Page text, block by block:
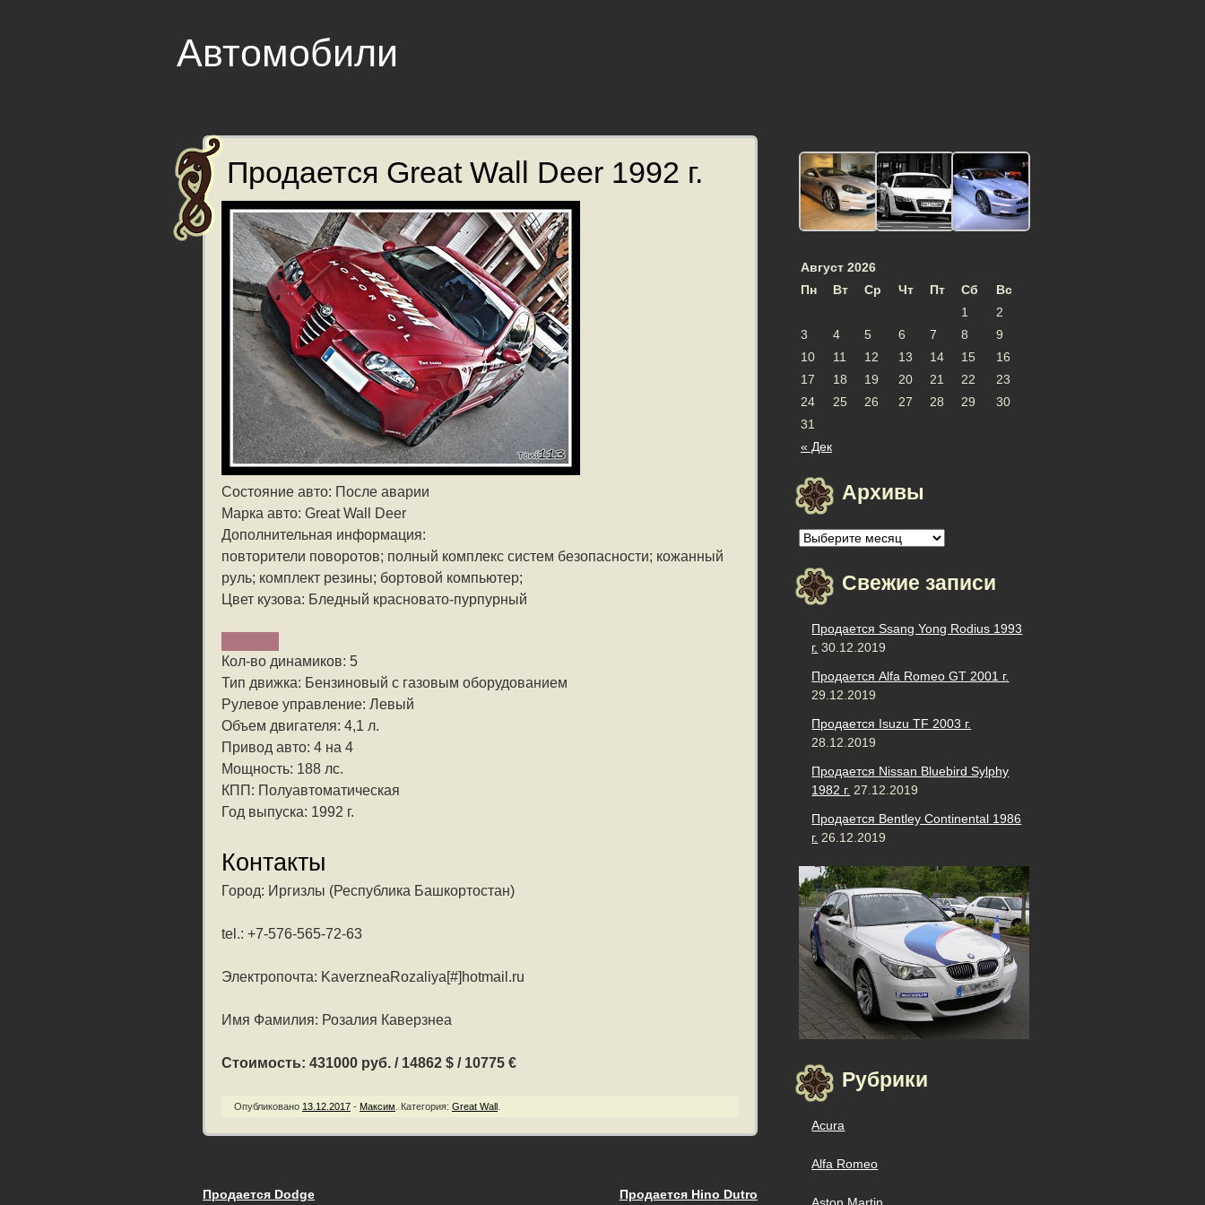
Автомобили
Продается Great Wall Deer 1992 г.
Состояние авто: После аварии
Марка авто: Great Wall Deer
Дополнительная информация:
повторители поворотов; полный комплекс систем безопасности; кожанный
руль; комплект резины; бортовой компьютер;
Цвет кузова: Бледный красновато-пурпурный
Кол-во динамиков: 5
Тип движка: Бензиновый с газовым оборудованием
Рулевое управление: Левый
Объем двигателя: 4,1 л.
Привод авто: 4 на 4
Мощность: 188 лс.
КПП: Полуавтоматическая
Год выпуска: 1992 г.
Контакты
Город: Иргизлы (Республика Башкортостан)
tel.: +7-576-565-72-63
Электропочта: KaverzneaRozaliya[#]hotmail.ru
Имя Фамилия: Розалия Каверзнеа
Стоимость: 431000 руб. / 14862 $ / 10775 €
Опубликовано 13.12.2017 - Максим Категория: Great Wall
Продается Dodge
Продается Hino Dutro
Август 2026
Пн
Вт Ср Чт Пт Сб Вс
« Дек
1
2
3
4 5 6 7 8
9
10
11 12 13 14 15
16
17
18 19 20 21 22
23
24
25 26 27 28 29
30
31
Архивы
Архивы
Свежие записи
Продается Ssang Yong Rodius 1993
г. 30.12.2019
Продается Alfa Romeo GT 2001 г.
29.12.2019
Продается Isuzu TF 2003 г.
28.12.2019
Продается Nissan Bluebird Sylphy
1982 г. 27.12.2019
Продается Bentley Continental 1986
г. 26.12.2019
Рубрики
Acura
Alfa Romeo
Aston Martin